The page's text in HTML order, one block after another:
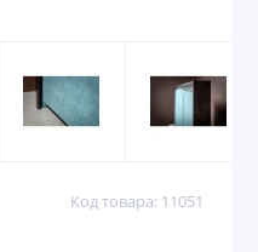
Код товара: 11051